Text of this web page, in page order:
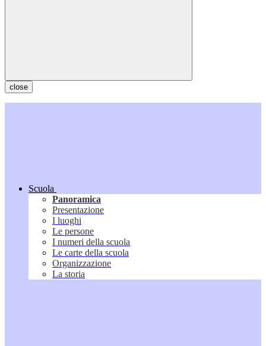
close
Scuola
Panoramica
Presentazione
I luoghi
Le persone
I numeri della scuola
Le carte della scuola
Organizzazione
La storia